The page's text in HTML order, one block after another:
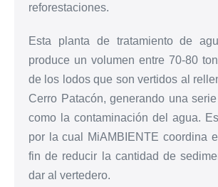
reforestaciones.
Esta planta de tratamiento de
produce un volumen entre 70-80
de los lodos que son vertidos al
Cerro Patacón, generando una
como la contaminación del agua.
por la cual MiAMBIENTE coordina
fin de reducir la cantidad de
dar al vertedero.